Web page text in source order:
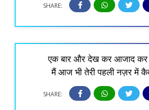
SHARE:
एक बार और देख कर आजाद कर
मैं आज भी तेरी पहली नज़र में
SHARE: